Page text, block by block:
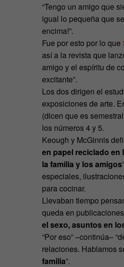
“Tengo un amigo que
igual lo pequeña que
encima!”.
Fue por esto por lo que
así a la revista que
amigo y el espíritu de
excitante”.
Los dos dirigen el
exposiciones de arte.
(dicen que es
los números 4 y 5.
Keough y McGinnis
en papel reciclado en
la familia y los amigos
especiales,
para cocinar.
Llevaban tiempo
queda en
el sexo, asuntos en
“Por eso” –continúa–
relaciones. Hablamos
familia”.